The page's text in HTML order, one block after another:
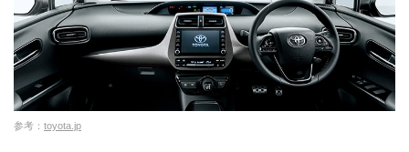
参考： toyota.jp